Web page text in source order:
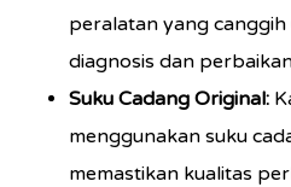
peralatan yang
diagnosis dan
Suku Cadang Original:
menggunakan suku
memastikan kualitas